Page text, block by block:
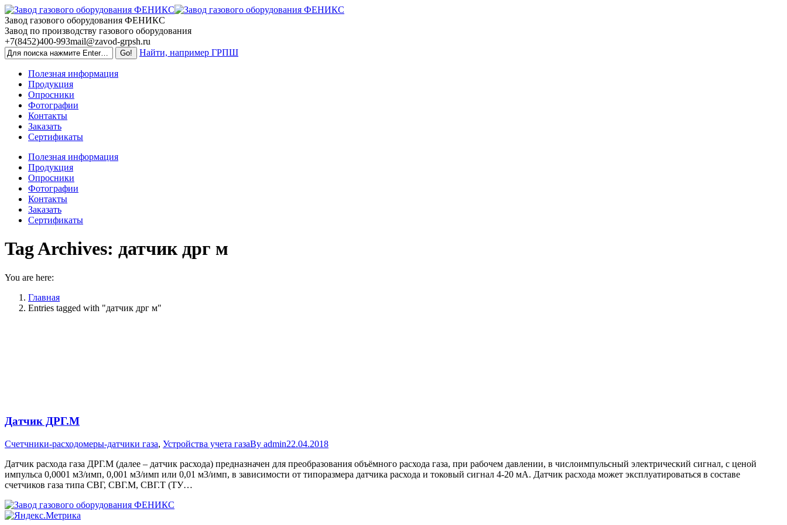
Skip
to
content
Завод газового оборудования ФЕНИКС
Завод по производству газового оборудования
+7(8452)400-993mail@zavod-grpsh.ru
Найти, например ГРПШ
Полезная информация
Продукция
Опросники
Фотографии
Контакты
Заказать
Сертификаты
Полезная информация
Продукция
Опросники
Фотографии
Контакты
Заказать
Сертификаты
Tag Archives: датчик дрг м
You are here:
Главная
Entries tagged with "датчик дрг м"
Датчик ДРГ.М
Счетчники-расходомеры-датчики газа, Устройства учета газаBy admin22.04.2018
Датчик расхода газа ДРГ.М (далее – датчик расхода) предназначен для преобразования объёмного расхода газа, при рабочем давлении, в числоимпульсный электрический сигнал, с ценой
импульса 0,0001 м3/имп, 0,001 м3/имп или 0,01 м3/имп, в зависимости от типоразмера датчика расхода и токовый сигнал 4-20 мА. Датчик расхода может эксплуатироваться в составе
счетчиков газа типа СВГ, СВГ.М, СВГ.Т (ТУ…